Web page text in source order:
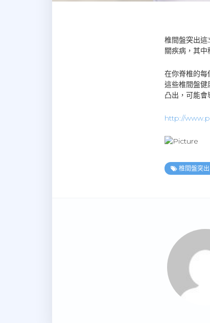
椎間盤突出這
關疾病，其
在你脊椎的每
這些椎間盤健
凸出，可能會
http://
椎間盤突出